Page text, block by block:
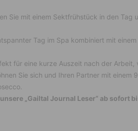
Sie mit einem Sektfrühstück in den Tag
Tag im Spa kombiniert mit
für eine kurze Auszeit nach der Arbeit,
Sie sich und Ihren Partner mit einem
„Gailtal Journal Leser“ ab sofort